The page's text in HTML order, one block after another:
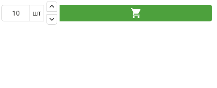
шт
keyboard_arrow_up
keyboard_arrow_down
shopping_cart